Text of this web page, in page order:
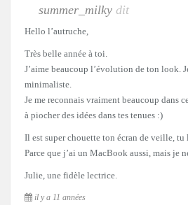
summer_milky dit
Hello l’autruche,
Très belle année à toi.
J’aime beaucoup l’évolution de ton look.
minimaliste.
Je me reconnais vraiment beaucoup dans
à piocher des idées dans tes tenues :)
Il est super chouette ton écran de veille, tu
Parce que j’ai un MacBook aussi, mais je
Julie, une fidèle lectrice.
il y a 11 années